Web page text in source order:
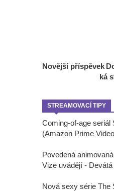
Novější příspěvek
ká
STREAMOVACÍ TIPY
Coming-of-age seriál
(Amazon Prime
Povedená
Vize uvádějí -
Nová sexy série The